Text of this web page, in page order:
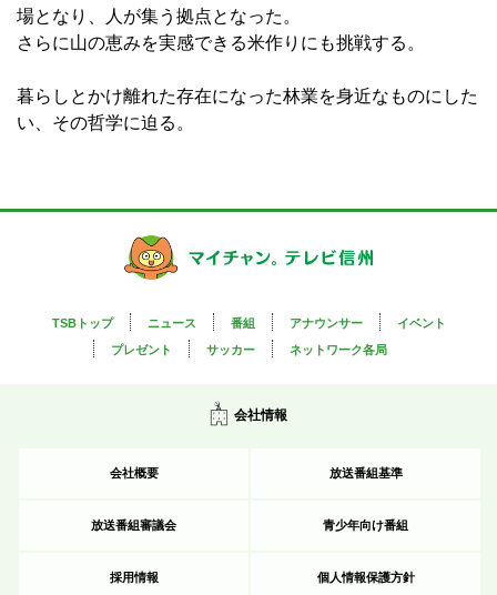
場となり、人が集う拠点となった。
さらに山の恵みを実感できる米作りにも挑戦する。
暮らしとかけ離れた存在になった林業を身近なものにした
い、その哲学に迫る。
TSBトップ ニュース 番組 アナウンサー
イベント
プレゼント
サッカー ネットワーク各局
会社情報
会社概要 放送番組基準
放送番組審議会 青少年向け番組
採用情報 個人情報保護方針